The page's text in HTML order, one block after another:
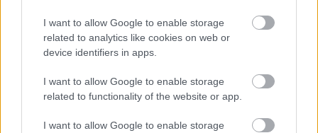
I want to allow Google to enable storage
related to analytics like cookies on web or
device identifiers in apps.
I want to allow Google to enable storage
related to functionality of the website or app.
I want to allow Google to enable storage
Russell nagyon szenvedett korábban, most azonban az
időeredmények alapján sikerült előrébb jutnia. Jelenleg a
negyedik három tizedes hátrányban.
ezredre van Sainz, aki felugrott a második helyre, Alonso